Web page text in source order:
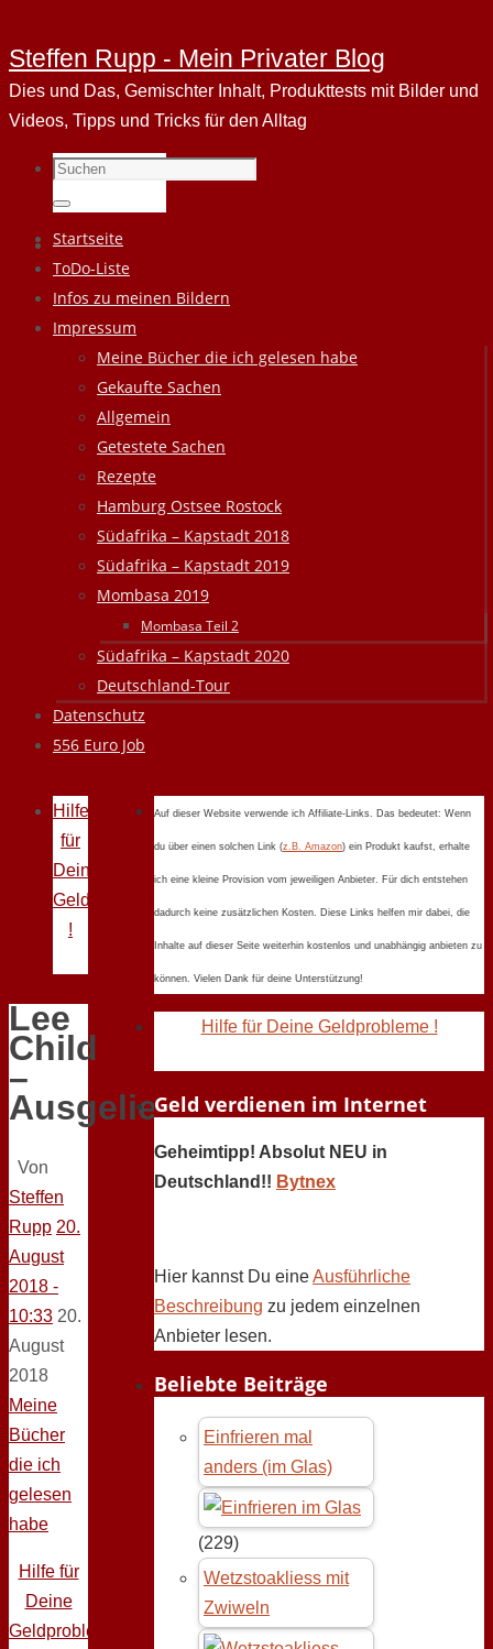
Steffen Rupp - Mein Privater Blog
Dies und Das, Gemischter Inhalt, Produkttests mit Bilder und
Videos, Tipps und Tricks für den Alltag
Suchen
nach:
Suchen
Zum
Inhalt
springen
Startseite
ToDo-Liste
Infos zu meinen Bildern
Impressum
Meine Bücher die ich gelesen habe
Gekaufte Sachen
Allgemein
Getestete Sachen
Rezepte
Hamburg Ostsee Rostock
Südafrika – Kapstadt 2018
Südafrika – Kapstadt 2019
Mombasa 2019
Mombasa Teil 2
Südafrika – Kapstadt 2020
Deutschland-Tour
Datenschutz
556 Euro Job
Hilfe
für
Deine
Geldprobleme
!
Lee
Child
–
Ausgeliefert
Von
Steffen
Rupp 20.
August
2018 -
10:33 20.
August
2018
Meine
Bücher
die ich
gelesen
habe
Hilfe für
Deine
Geldprobleme
Auf dieser Website verwende ich Affiliate-Links. Das bedeutet: Wenn
du über einen solchen Link (z.B. Amazon) ein Produkt kaufst, erhalte
ich eine kleine Provision vom jeweiligen Anbieter. Für dich entstehen
dadurch keine zusätzlichen Kosten. Diese Links helfen mir dabei, die
Inhalte auf dieser Seite weiterhin kostenlos und unabhängig anbieten zu
können. Vielen Dank für deine Unterstützung!
Hilfe für Deine Geldprobleme !
Geld verdienen im Internet
Geheimtipp! Absolut NEU in
Deutschland!! Bytnex
Hier kannst Du eineAusführliche
Beschreibung zu jedem einzelnen
Anbieter lesen.
Beliebte Beiträge
Einfrieren mal
anders (im Glas)
(229)
Wetzstoakliess mit
Zwiweln